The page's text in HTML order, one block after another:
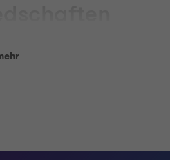
Wirtschaftsprüfer in